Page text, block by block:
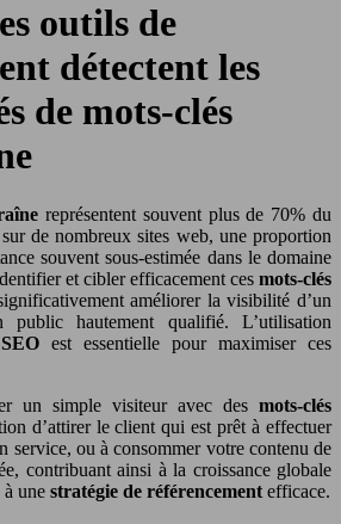
outils de
détectent les
de mots-clés
représentent souvent plus de 70% du
de nombreux sites web, une proportion
souvent sous-estimée dans le domaine
et cibler efficacement ces mots-clés
améliorer la visibilité d’un
hautement qualifié. L’utilisation
est essentielle pour maximiser ces
un simple visiteur avec des mots-clés
d’attirer le client qui est prêt à effectuer
service, ou à consommer votre contenu de
contribuant ainsi à la croissance globale
à une stratégie de référencement efficace.